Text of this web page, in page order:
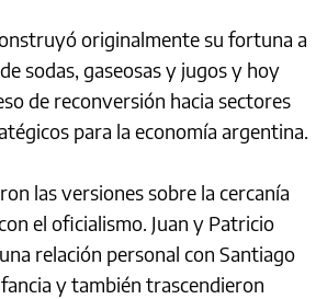
originalmente su fortuna a
sodas, gaseosas y jugos y hoy
de reconversión hacia sectores
para la economía argentina.
las versiones sobre la cercanía
el oficialismo. Juan y Patricio
relación personal con Santiago
y también trascendieron